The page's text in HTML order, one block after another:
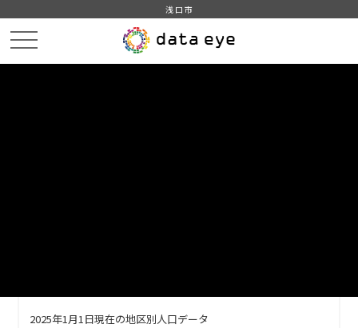
浅口市
2025年1月1日現在の地区別人口データ